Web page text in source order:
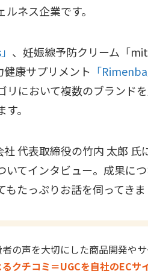
ネス企業です。
、妊娠線予防クリーム「
健康サプリメント 「Rimenba
リにおいて複数のブランド
。
代表取締役の竹内 太郎 氏
いてインタビュー。成果に
たっぷりお話を伺ってきま
の声を大切にした商品開発やサ
るクチコミ＝UGCを自社のEC